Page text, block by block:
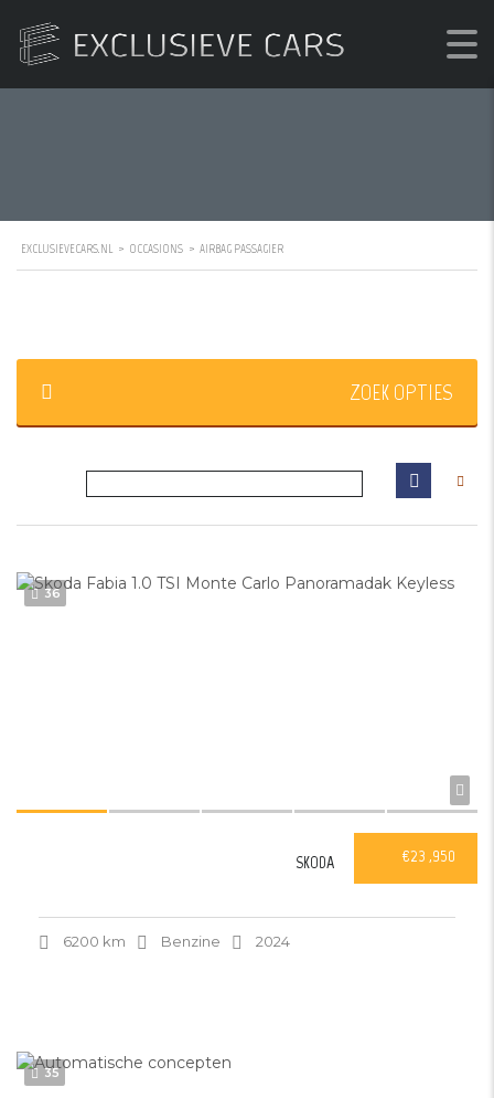
EXCLUSIEVECARS.NL > OCCASIONS > AIRBAG PASSAGIER
ZOEK OPTIES
36
€23 ,950
SKODA
6200 km Benzine 2024
35